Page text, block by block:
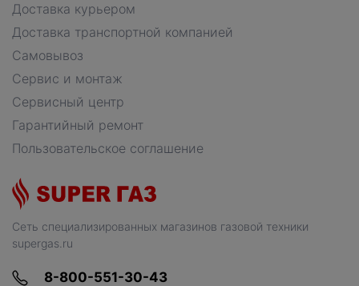
Сеть специализированных магазинов газовой техники
supergas.ru
8-800-551-30-43
Доставка курьером
Доставка транспортной компанией
Самовывоз
Сервис и монтаж
Сервисный центр
Гарантийный ремонт
Пользовательское соглашение